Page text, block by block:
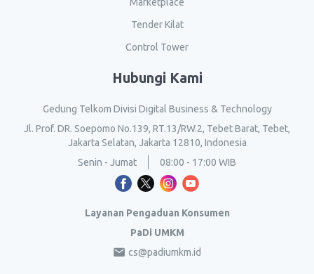
Tender Kilat
Control Tower
Hubungi Kami
Gedung Telkom Divisi Digital Business & Technology
Jl. Prof. DR. Soepomo No.139, RT.13/RW.2, Tebet Barat, Tebet,
Jakarta Selatan, Jakarta 12810, Indonesia
Senin - Jumat
08:00 - 17:00 WIB
Layanan Pengaduan Konsumen
PaDi UMKM
cs@padiumkm.id